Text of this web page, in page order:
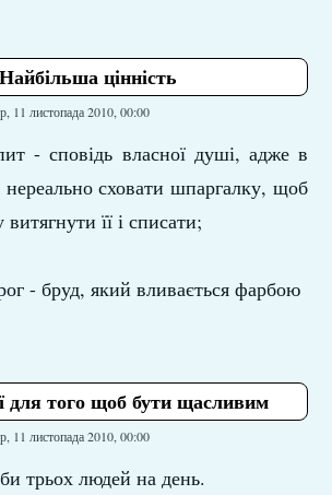
Найбільша цінність
11 листопада 2010, 00:00
- сповідь власної душі, адже в
сховати шпаргалку, щоб
її і списати;
- бруд, який вливається фарбою
для того щоб бути щасливим
11 листопада 2010, 00:00
трьох людей на день.